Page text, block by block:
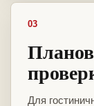
03
Для